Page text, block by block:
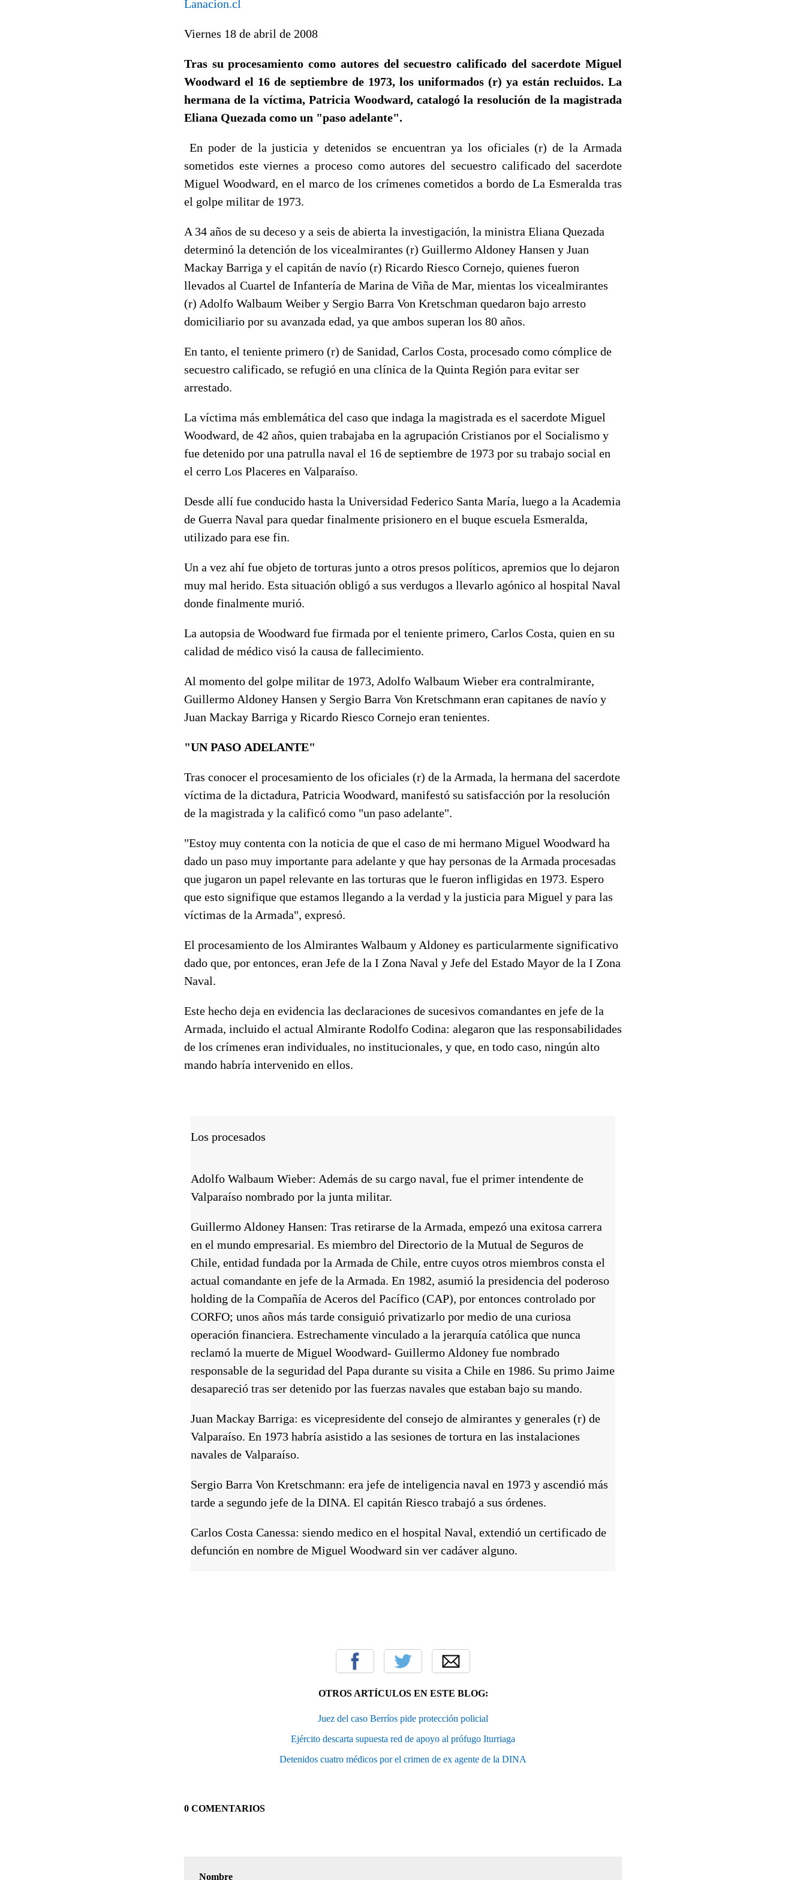
Lanacion.cl
Viernes 18 de abril de 2008
Tras su procesamiento como autores del secuestro calificado del sacerdote Miguel
Woodward el 16 de septiembre de 1973, los uniformados (r) ya están recluidos. La
hermana de la víctima, Patricia Woodward, catalogó la resolución de la magistrada
Eliana Quezada como un "paso adelante".
En poder de la justicia y detenidos se encuentran ya los oficiales (r) de la Armada
sometidos este viernes a proceso como autores del secuestro calificado del sacerdote
Miguel Woodward, en el marco de los crímenes cometidos a bordo de La Esmeralda tras
el golpe militar de 1973.
A 34 años de su deceso y a seis de abierta la investigación, la ministra Eliana Quezada
determinó la detención de los vicealmirantes (r) Guillermo Aldoney Hansen y Juan
Mackay Barriga y el capitán de navío (r) Ricardo Riesco Cornejo, quienes fueron
llevados al Cuartel de Infantería de Marina de Viña de Mar, mientas los vicealmirantes
(r) Adolfo Walbaum Weiber y Sergio Barra Von Kretschman quedaron bajo arresto
domiciliario por su avanzada edad, ya que ambos superan los 80 años.
En tanto, el teniente primero (r) de Sanidad, Carlos Costa, procesado como cómplice de
secuestro calificado, se refugió en una clínica de la Quinta Región para evitar ser
arrestado.
La víctima más emblemática del caso que indaga la magistrada es el sacerdote Miguel
Woodward, de 42 años, quien trabajaba en la agrupación Cristianos por el Socialismo y
fue detenido por una patrulla naval el 16 de septiembre de 1973 por su trabajo social en
el cerro Los Placeres en Valparaíso.
Desde allí fue conducido hasta la Universidad Federico Santa María, luego a la Academia
de Guerra Naval para quedar finalmente prisionero en el buque escuela Esmeralda,
utilizado para ese fin.
Un a vez ahí fue objeto de torturas junto a otros presos políticos, apremios que lo dejaron
muy mal herido. Esta situación obligó a sus verdugos a llevarlo agónico al hospital Naval
donde finalmente murió.
La autopsia de Woodward fue firmada por el teniente primero, Carlos Costa, quien en su
calidad de médico visó la causa de fallecimiento.
Al momento del golpe militar de 1973, Adolfo Walbaum Wieber era contralmirante,
Guillermo Aldoney Hansen y Sergio Barra Von Kretschmann eran capitanes de navío y
Juan Mackay Barriga y Ricardo Riesco Cornejo eran tenientes.
"UN PASO ADELANTE"
Tras conocer el procesamiento de los oficiales (r) de la Armada, la hermana del sacerdote
víctima de la dictadura, Patricia Woodward, manifestó su satisfacción por la resolución
de la magistrada y la calificó como "un paso adelante".
"Estoy muy contenta con la noticia de que el caso de mi hermano Miguel Woodward ha
dado un paso muy importante para adelante y que hay personas de la Armada procesadas
que jugaron un papel relevante en las torturas que le fueron infligidas en 1973. Espero
que esto signifique que estamos llegando a la verdad y la justicia para Miguel y para las
víctimas de la Armada", expresó.
El procesamiento de los Almirantes Walbaum y Aldoney es particularmente significativo
dado que, por entonces, eran Jefe de la I Zona Naval y Jefe del Estado Mayor de la I Zona
Naval.
Este hecho deja en evidencia las declaraciones de sucesivos comandantes en jefe de la
Armada, incluido el actual Almirante Rodolfo Codina: alegaron que las responsabilidades
de los crímenes eran individuales, no institucionales, y que, en todo caso, ningún alto
mando habría intervenido en ellos.
Los procesados
Adolfo Walbaum Wieber: Además de su cargo naval, fue el primer intendente de
Valparaíso nombrado por la junta militar.
Guillermo Aldoney Hansen: Tras retirarse de la Armada, empezó una exitosa carrera
en el mundo empresarial. Es miembro del Directorio de la Mutual de Seguros de
Chile, entidad fundada por la Armada de Chile, entre cuyos otros miembros consta el
actual comandante en jefe de la Armada. En 1982, asumió la presidencia del poderoso
holding de la Compañía de Aceros del Pacífico (CAP), por entonces controlado por
CORFO; unos años más tarde consiguió privatizarlo por medio de una curiosa
operación financiera. Estrechamente vinculado a la jerarquía católica que nunca
reclamó la muerte de Miguel Woodward- Guillermo Aldoney fue nombrado
responsable de la seguridad del Papa durante su visita a Chile en 1986. Su primo Jaime
desapareció tras ser detenido por las fuerzas navales que estaban bajo su mando.
Juan Mackay Barriga: es vicepresidente del consejo de almirantes y generales (r) de
Valparaíso. En 1973 habría asistido a las sesiones de tortura en las instalaciones
navales de Valparaíso.
Sergio Barra Von Kretschmann: era jefe de inteligencia naval en 1973 y ascendió más
tarde a segundo jefe de la DINA. El capitán Riesco trabajó a sus órdenes.
Carlos Costa Canessa: siendo medico en el hospital Naval, extendió un certificado de
defunción en nombre de Miguel Woodward sin ver cadáver alguno.
OTROS ARTÍCULOS EN ESTE BLOG:
Juez del caso Berríos pide protección policial
Ejército descarta supuesta red de apoyo al prófugo Iturriaga
Detenidos cuatro médicos por el crimen de ex agente de la DINA
0 COMENTARIOS
Nombre